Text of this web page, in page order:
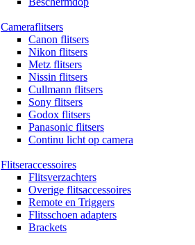
Cameraflitsers
Canon flitsers
Nikon flitsers
Metz flitsers
Nissin flitsers
Cullmann flitsers
Sony flitsers
Godox flitsers
Panasonic flitsers
Continu licht op camera
Flitseraccessoires
Flitsverzachters
Overige flitsaccessoires
Remote en Triggers
Flitsschoen adapters
Brackets